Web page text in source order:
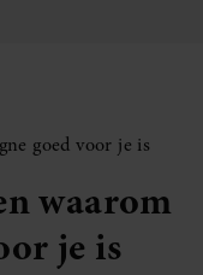
goed voor je is
waarom
je is